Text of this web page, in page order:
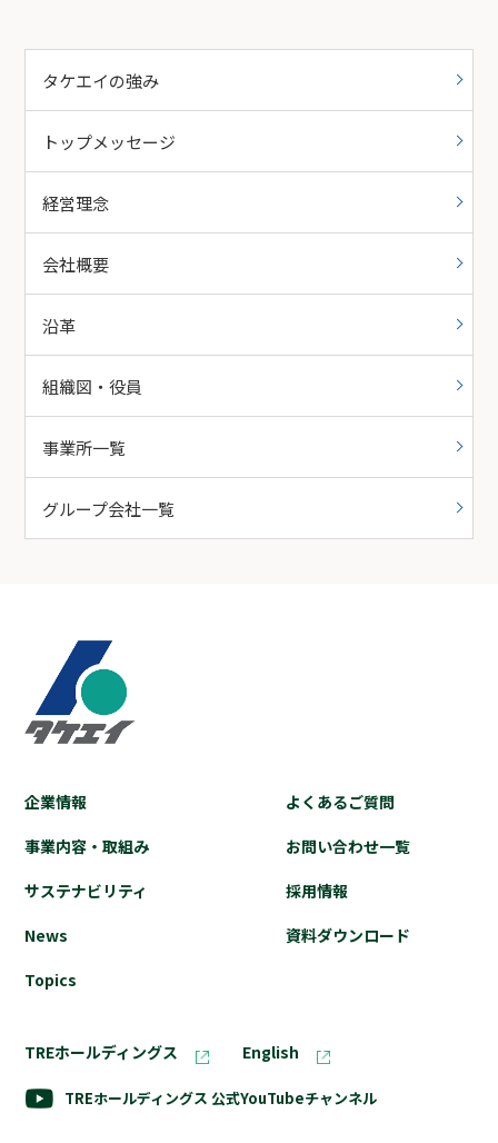
タケエイの強み
トップメッセージ
経営理念
会社概要
沿革
組織図・役員
事業所一覧
グループ会社一覧
企業情報
事業内容・取組み
サステナビリティ
News
Topics
よくあるご質問
お問い合わせ⼀覧
採⽤情報
資料ダウンロード
TREホールディングス English
TREホールディングス 公式YouTubeチャンネル